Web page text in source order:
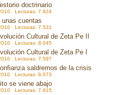
doctrinario
Lecturas: 7.624
unas cuentas
Lecturas: 7.531
Cultural de Zeta Pe II
Lecturas: 8.045
Cultural de Zeta Pe I
Lecturas: 7.597
saldremos de la crisis
Lecturas: 8.073
se viene abajo
Lecturas: 7.915